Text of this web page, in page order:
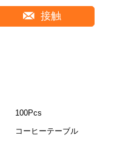
接触
100Pcs
コー​​ヒーテーブル